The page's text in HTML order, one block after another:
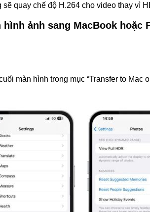
quay chế độ H.264 cho video thay vì
ảnh sang MacBook hoặc
màn hình trong mục “Transfer to Mac